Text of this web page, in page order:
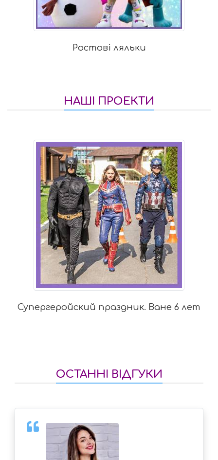
Ростові ляльки
НАШІ ПРОЕКТИ
Супергеройский праздник. Ване 6 лет
ОСТАННІ ВІДГУКИ